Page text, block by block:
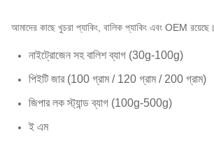
আমাদের কাছে খুচরা প্যাকিং, বালিক প্যাকিং এবং OEM রয়েছে।
নাইট্রোজেন সহ বালিশ ব্যাগ (30g-100g)
পিইটি জার (100 গ্রাম / 120 গ্রাম / 200 গ্রাম)
জিপার লক স্ট্যান্ড ব্যাগ (100g-500g)
ই এম